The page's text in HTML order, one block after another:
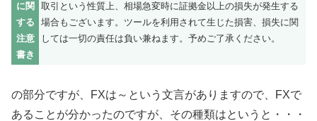
に関
する
注意
書き
取引という性質上、相場急変時に証拠金以上の損失が発生する
場合もございます。ツールを利用されて生じた損害、損失に関
しては一切の責任は負い兼ねます。予めご了承ください。
の部分ですが、FXは～という文言がありますので、FXで
あることが分かったのですが、その種類はというと・・・